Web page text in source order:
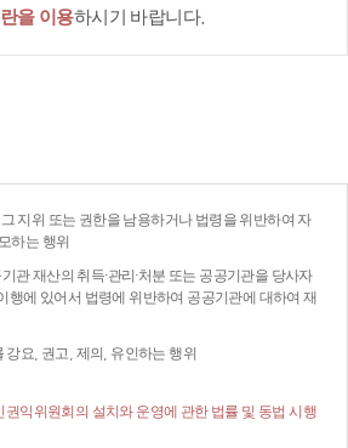
을 이용하시기 바랍니다.
지위 또는 권한을 남용하거나 법령을 위반하여 자
하는 행위
관 재산의 취득·관리·처분 또는 공공기관을 당사자
행에 있어서 법령에 위반하여 공공기관에 대하여 재
강요, 권고, 제의, 유인하는 행위
익위원회의 설치와 운영에 관한 법률 및 동법 시행